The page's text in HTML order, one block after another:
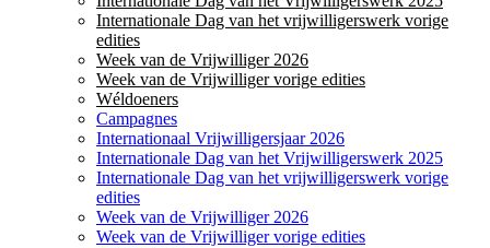
Internationale Dag van het vrijwilligerswerk vorige
edities
Week van de Vrijwilliger 2026
Week van de Vrijwilliger vorige edities
Wéldoeners
Campagnes
Internationaal Vrijwilligersjaar 2026
Internationale Dag van het Vrijwilligerswerk 2025
Internationale Dag van het vrijwilligerswerk vorige
edities
Week van de Vrijwilliger 2026
Week van de Vrijwilliger vorige edities